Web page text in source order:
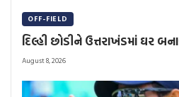
OFF-FIELD
દિલ્હી છોડીને ઉત્તરાખંડમાં ઘર
August 8, 2026